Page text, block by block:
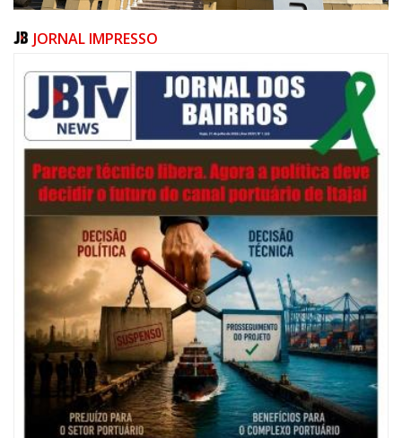
05/08/2026 | 07:00
Salão Nobre Rui Barbosa do Palácio Marcos Konder abrigará gabinete
protocolar do Município
ITAJAÍ
JORNAL IMPRESSO